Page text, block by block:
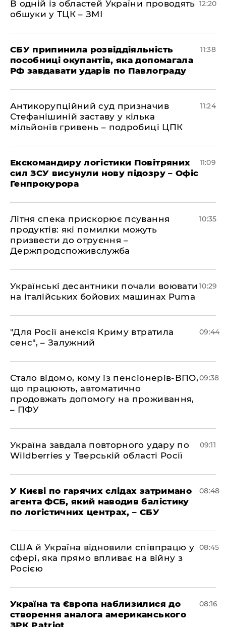
В одній із областей України проводять
обшуки у ТЦК – ЗМІ
12:20
СБУ припинила розвіддіяльність
пособниці окупантів, яка допомагала
РФ завдавати ударів по Павлограду
11:38
Антикорупційний суд призначив
Стефанішиній заставу у кілька
мільйонів гривень – подробиці ЦПК
11:24
Екскомандиру логістики Повітряних
сил ЗСУ висунули нову підозру – Офіс
Генпрокурора
11:09
Літня спека прискорює псування
продуктів: які помилки можуть
призвести до отруєння –
Держпродспоживслужба
10:35
Українські десантники почали воювати
на італійських бойових машинах Puma
10:29
"Для Росії анексія Криму втратила
сенс", – Залужний
09:44
Стало відомо, кому із пенсіонерів-ВПО,
що працюють, автоматично
продовжать допомогу на проживання,
– ПФУ
09:38
Україна завдала повторного удару по
Wildberries у Тверській області Росії
09:11
У Києві по гарячих слідах затримано
агента ФСБ, який наводив балістику
по логістичних центрах, – СБУ
08:48
США й Україна відновили співпрацю у
сфері, яка прямо впливає на війну з
Росією
08:45
Україна та Європа наблизилися до
створення аналога американського
ЗРК Patriot
08:16